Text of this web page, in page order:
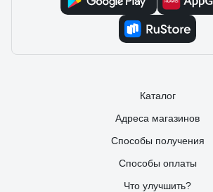
Каталог
Адреса магазинов
Способы получения
Способы оплаты
Что улучшить?